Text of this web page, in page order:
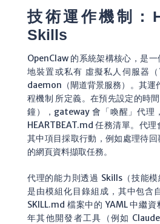
技術運作機制：
Skills
OpenClaw 的系統架構核心，是
地裝置或私有 虛擬私人伺服器
daemon（閘道背景服務）。其
程機制 所定義。在預先設定的時
鐘），gateway 會「喚醒」代理
HEARTBEAT.md 任務清單。代理
其中項目採取行動，例如處理待
的網頁資料擷取任務。
代理的能力則透過 Skills（技能
是由模組化目錄組成，其中包含
SKILL.md 檔案中的 YAML 中繼
年其他開發者工具（例如